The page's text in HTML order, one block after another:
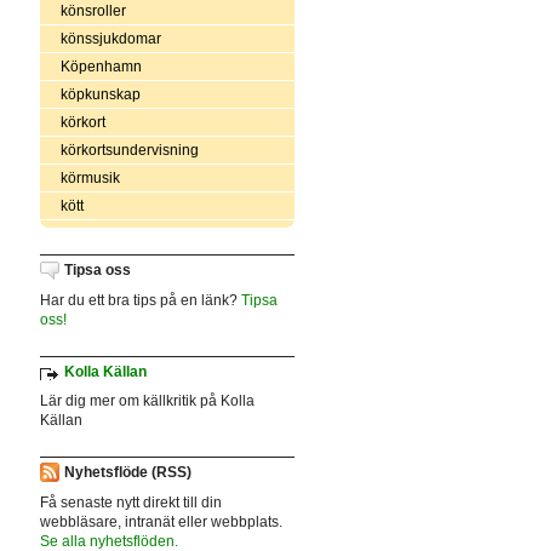
könsroller
könssjukdomar
Köpenhamn
köpkunskap
körkort
körkortsundervisning
körmusik
kött
Tipsa oss
Har du ett bra tips på en länk? Tipsa
oss!
Kolla Källan
Lär dig mer om källkritik på Kolla
Källan
Nyhetsflöde (RSS)
Få senaste nytt direkt till din
webbläsare, intranät eller webbplats.
Se alla nyhetsflöden.